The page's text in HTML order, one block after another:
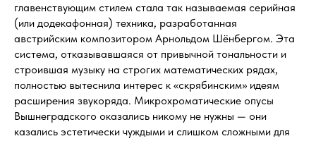
главенствующим стилем стала так называемая серийная
(или додекафонная) техника, разработанная
австрийским композитором Арнольдом Шёнбергом. Эта
система, отказывавшаяся от привычной тональности и
строившая музыку на строгих математических рядах,
полностью вытеснила интерес к «скрябинским» идеям
расширения звукоряда. Микрохроматические опусы
Вышнеградского оказались никому не нужны — они
казались эстетически чуждыми и слишком сложными для